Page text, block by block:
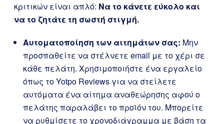
κριτικών είναι απλό: Να το κάνετε εύκολο και
να το ζητάτε τη σωστή στιγμή.
Αυτοματοποίηση των αιτημάτων σας: Μην
προσπαθείτε να στέλνετε email με το χέρι σε
κάθε πελάτη. Χρησιμοποιήστε ένα εργαλείο
όπως το Yotpo Reviews για να στείλετε
αυτόματα ένα αίτημα αναθεώρησης αφού ο
πελάτης παραλάβει το προϊόν του. Μπορείτε
να ρυθμίσετε το χρονοδιάγραμμα με βάση τα